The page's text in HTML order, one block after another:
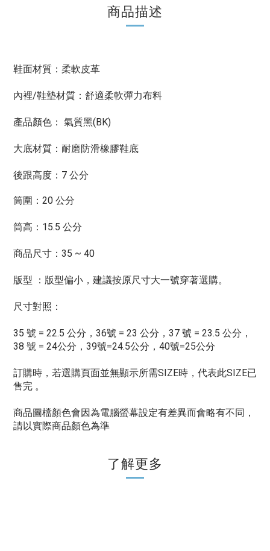
商品描述
鞋面材質：柔軟皮革
內裡/鞋墊材質：舒適柔軟彈力布料
產品顏色： 氣質黑(BK)
大底材質：耐磨防滑橡膠鞋底
後跟高度：7 公分
筒圍：20 公分
筒高：15.5 公分
商品尺寸：35 ~ 40
版型 ：版型偏小，建議按原尺寸大一號穿著選購。
尺寸對照：
35 號 = 22.5 公分，36號 = 23 公分，37 號 = 23.5 公分，
38 號 = 24公分，39號=24.5公分，40號=25公分
訂購時，若選購頁面並無顯示所需SIZE時，代表此SIZE已
售完 。
商品圖檔顏色會因為電腦螢幕設定有差異而會略有不同，
請以實際商品顏色為準
了解更多